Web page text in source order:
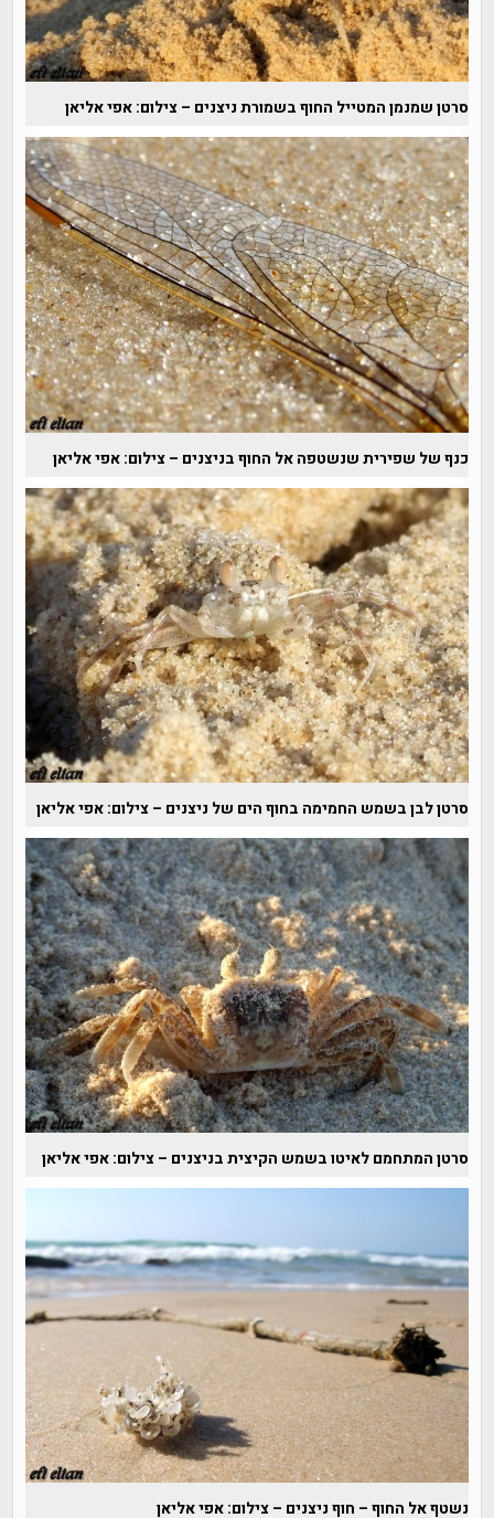
סרטן שמנמן המטייל החוף בשמורת ניצנים – צילום: אפי אליאן
כנף של שפירית שנשטפה אל החוף בניצנים – צילום: אפי אליאן
סרטן לבן בשמש החמימה בחוף הים של ניצנים – צילום: אפי אליאן
סרטן המתחמם לאיטו בשמש הקיצית בניצנים – צילום: אפי אליאן
נשטף אל החוף – חוף ניצנים – צילום: אפי אליאן